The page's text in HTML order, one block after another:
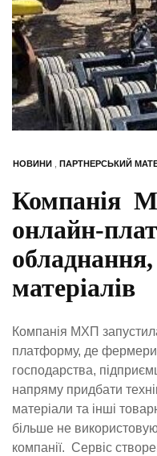
НОВИНИ ПАРТНЕРСЬКИЙ
Компанія
онлайн-
обладнання,
матеріалів
Компанія МХП
платформу, де
господарства,
напряму придбати
матеріали та інші
більше не
компанії. Сервіс